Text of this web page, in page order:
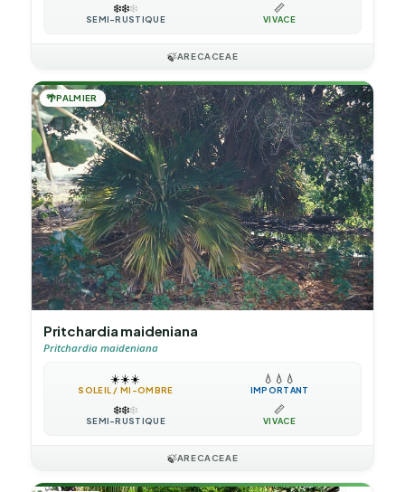
❄️❄️❄️
SEMI-RUSTIQUE
📏
VIVACE
🍃ARECACEAE
🌴PALMIER
Pritchardia maideniana
Pritchardia maideniana
☀️☀️☀️
SOLEIL / MI-OMBRE
💧 💧 💧
IMPORTANT
❄️❄️❄️
SEMI-RUSTIQUE
📏
VIVACE
🍃ARECACEAE